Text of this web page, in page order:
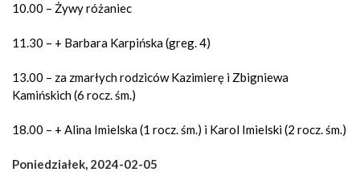
10.00 – Żywy różaniec
11.30 – + Barbara Karpińska (greg. 4)
13.00 – za zmarłych rodziców Kazimierę i Zbigniewa
Kamińskich (6 rocz. śm.)
18.00 – + Alina Imielska (1 rocz. śm.) i Karol Imielski (2 rocz. śm.)
Poniedziałek, 2024-02-05